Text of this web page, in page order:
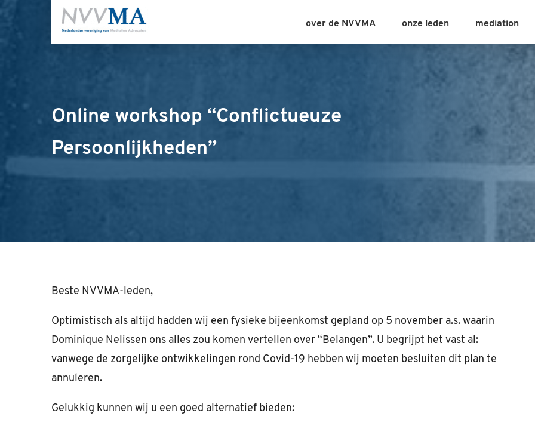
over de NVVMA onze leden mediation
Online workshop “Conflictueuze
Persoonlijkheden”
Beste NVVMA-leden,
Optimistisch als altijd hadden wij een fysieke bijeenkomst gepland op 5 november a.s. waarin
Dominique Nelissen ons alles zou komen vertellen over “Belangen”. U begrijpt het vast al:
vanwege de zorgelijke ontwikkelingen rond Covid-19 hebben wij moeten besluiten dit plan te
annuleren.
Gelukkig kunnen wij u een goed alternatief bieden: